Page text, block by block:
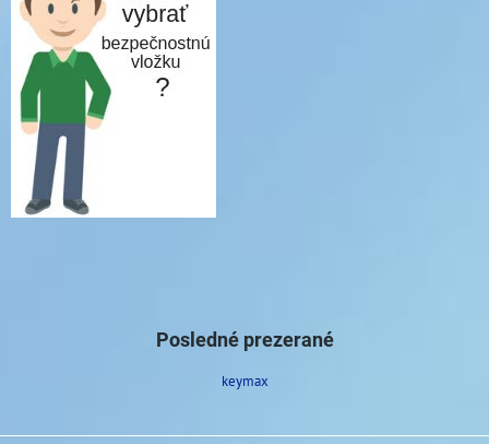
Posledné prezerané
keymax